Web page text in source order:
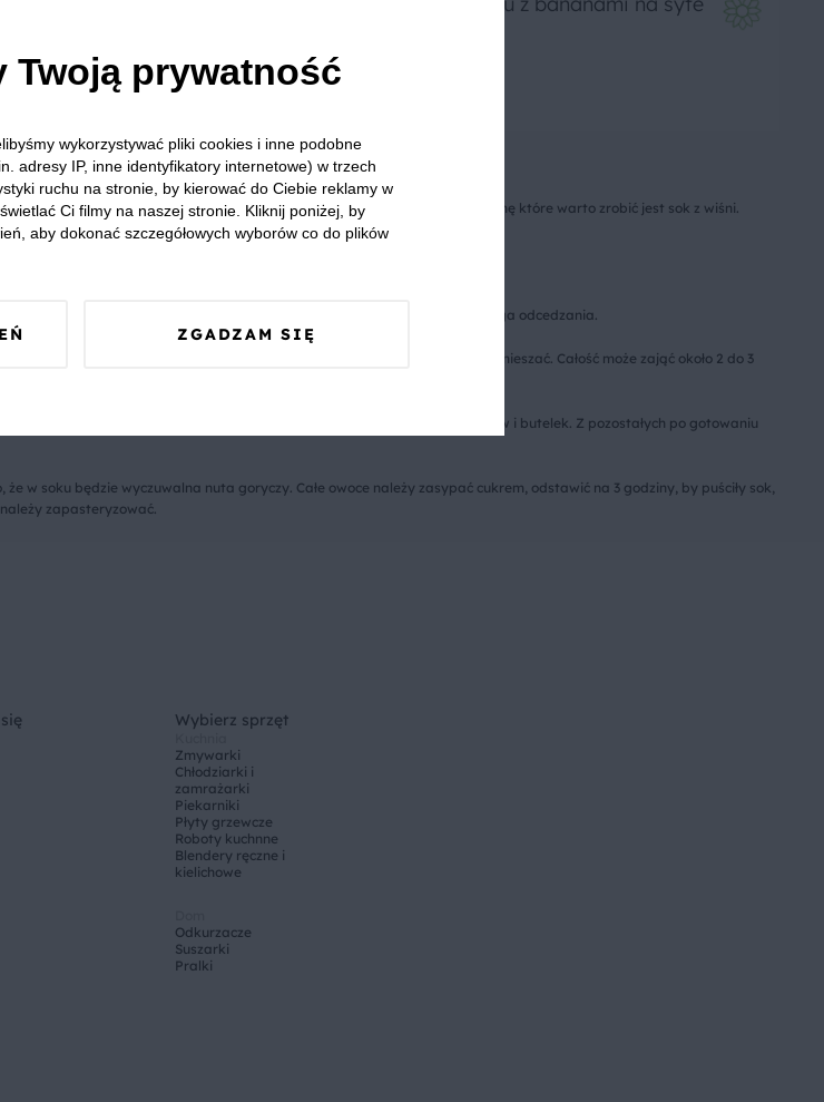
smakiem owoców, na które sezon jest krótki. Jednym z przetworów na zimę które warto zrobić jest sok z wiśni.
przydatne w okresie przeziębień.
owoców z cukrem. Dzięki sitku sok z sokownika jest klarowny i nie wymaga odcedzania.
się w cierpliwość bowiem mieszankę należy pilnować i co jakiś czas mieszać. Całość może zająć około 2 do 3
ogniu. Po przecedzeniu sok należy mocno pogrzać i gorący wlać do słoików i butelek. Z pozostałych po gotowaniu
soku będzie wyczuwalna nuta goryczy. Całe owoce należy zasypać cukrem, odstawić na 3 godziny, by puściły sok,
zapasteryzować.
Wybierz sprzęt
Zmywarki
Chłodziarki i
zamrażarki
Piekarniki
Płyty grzewcze
Roboty kuchnne
Blendery ręczne i
kielichowe
Odkurzacze
Suszarki
Pralki
Twoją prywatność
wykorzystywać pliki cookies i inne podobne
adresy IP, inne identyfikatory internetowe) w trzech
ruchu na stronie, by kierować do Ciebie reklamy w
Ci filmy na naszej stronie. Kliknij poniżej, by
aby dokonać szczegółowych wyborów co do plików
ZGADZAM SIĘ